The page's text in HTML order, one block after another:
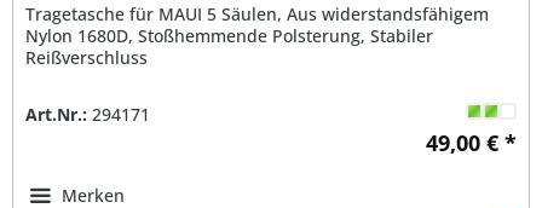
Tragetasche für MAUI 5 Säulen, Aus widerstandsfähigem
Nylon 1680D, Stoßhemmende Polsterung, Stabiler
Reißverschluss
Art.Nr.: 294171
49,00 € *
Merken